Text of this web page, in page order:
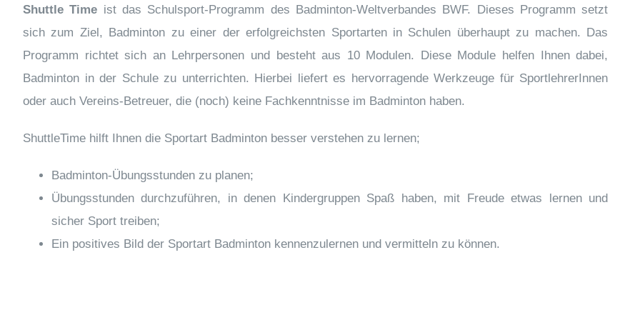
Shuttle Time ist das Schulsport-Programm des Badminton-Weltverbandes BWF. Dieses Programm setzt
sich zum Ziel, Badminton zu einer der erfolgreichsten Sportarten in Schulen überhaupt zu machen. Das
Programm richtet sich an Lehrpersonen und besteht aus 10 Modulen. Diese Module helfen Ihnen dabei,
Badminton in der Schule zu unterrichten. Hierbei liefert es hervorragende Werkzeuge für SportlehrerInnen
oder auch Vereins-Betreuer, die (noch) keine Fachkenntnisse im Badminton haben.
ShuttleTime hilft Ihnen die Sportart Badminton besser verstehen zu lernen;
Badminton-Übungsstunden zu planen;
Übungsstunden durchzuführen, in denen Kindergruppen Spaß haben, mit Freude etwas lernen und
sicher Sport treiben;
Ein positives Bild der Sportart Badminton kennenzulernen und vermitteln zu können.